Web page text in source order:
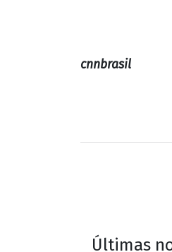
cnnbrasil
Últimas